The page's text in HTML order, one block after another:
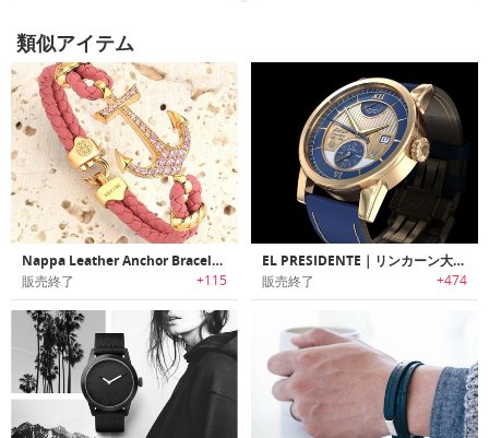
類似アイテム
Nappa Leather Anchor Bracelet ｜Atolyestoneブランドの高級ブレスレット「ナッパ・レザーアンカーブレスレット」
販売終了 +115
EL PRESIDENTE｜リンカーン大統領の懐中時計にインスパイアされたデザイン時計「エルプレジデンテ」
販売終了 +474